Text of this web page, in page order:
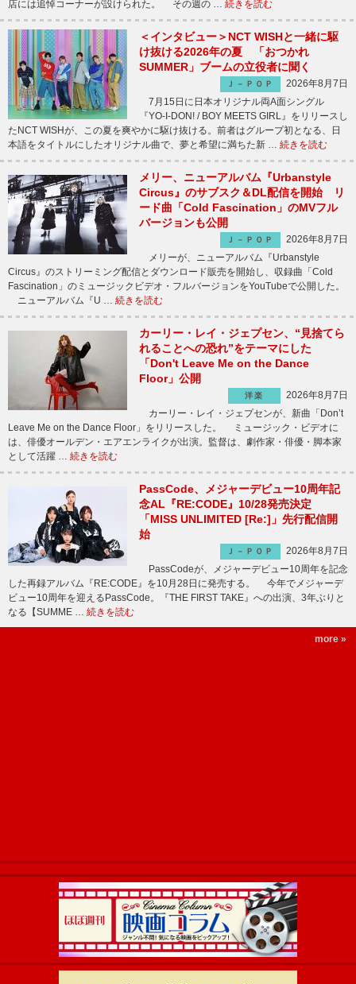
店には追悼コーナーが設けられた。 その週の … 続きを読む
＜インタビュー＞NCT WISHと一緒に駆
け抜ける2026年の夏 「おつかれ
SUMMER」ブームの立役者に聞く
Ｊ－ＰＯＰ
2026年8月7日
7月15日に日本オリジナル両A面シングル
『YO-I-DON! / BOY MEETS GIRL』をリリースし
たNCT WISHが、この夏を爽やかに駆け抜ける。前者はグループ初となる、日
本語をタイトルにしたオリジナル曲で、夢と希望に満ちた新 … 続きを読む
メリー、ニューアルバム『Urbanstyle
Circus』のサブスク＆DL配信を開始 リ
ード曲「Cold Fascination」のMVフル
バージョンも公開
Ｊ－ＰＯＰ
2026年8月7日
メリーが、ニューアルバム『Urbanstyle
Circus』のストリーミング配信とダウンロード販売を開始し、収録曲「Cold
Fascination」のミュージックビデオ・フルバージョンをYouTubeで公開した。
ニューアルバム『U … 続きを読む
カーリー・レイ・ジェプセン、“見捨てら
れることへの恐れ”をテーマにした
「Don't Leave Me on the Dance
Floor」公開
洋楽
2026年8月7日
カーリー・レイ・ジェプセンが、新曲「Don’t
Leave Me on the Dance Floor」をリリースした。 ミュージック・ビデオに
は、俳優オールデン・エアエンライクが出演。監督は、劇作家・俳優・脚本家
として活躍 … 続きを読む
PassCode、メジャーデビュー10周年記
念AL『RE:CODE』10/28発売決定
「MISS UNLIMITED [Re:]」先行配信開
始
Ｊ－ＰＯＰ
2026年8月7日
PassCodeが、メジャーデビュー10周年を記念
した再録アルバム『RE:CODE』を10月28日に発売する。 今年でメジャーデ
ビュー10周年を迎えるPassCode。『THE FIRST TAKE』への出演、3年ぶりと
なる【SUMME … 続きを読む
more »